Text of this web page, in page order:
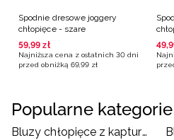
Spodnie dresowe joggery
chłopięce - szare
59,99 zł
Najniższa cena z ostatnich 30 dni
przed obniżką 69,99 zł
49,
Popularne kategorie
Bluzy chłopięce z kapturem